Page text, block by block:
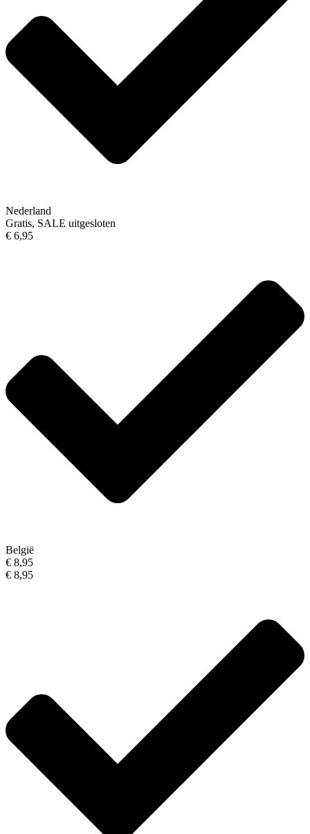
Nederland
Gratis, SALE uitgesloten
€ 6,95
België
€ 8,95
€ 8,95